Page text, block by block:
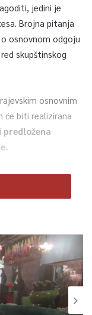
jedini je
Brojna pitanja
osnovnom odgoju
skupštinskog
osnovnim
će biti realizirana
predložena
može sa
Mi preferiramo
adekvatno
i dezinfekcije.
svaki dan-samo